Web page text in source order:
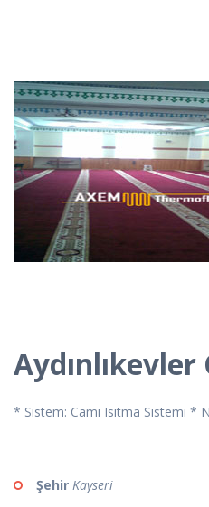
Aydınlıkevler
* Sistem: Cami Isıtma Sistemi *
Şehir Kayseri